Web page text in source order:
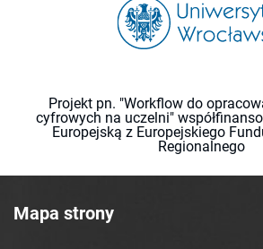
Projekt pn. "Workflow do
cyfrowych na uczelni"
Europejską z Europejskiego
Regionalnego
Mapa strony